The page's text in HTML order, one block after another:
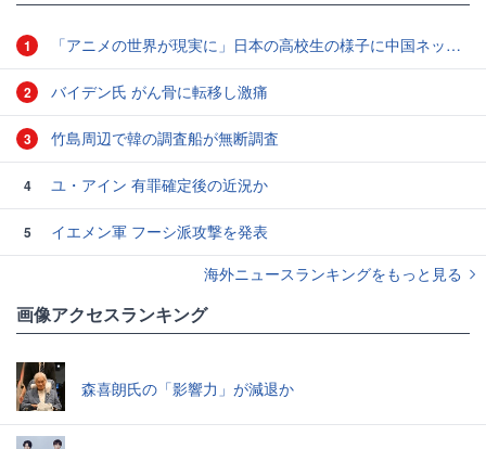
1 「アニメの世界が現実に」日本の高校生の様子に中国ネット「青春」「うらやましい」
2 バイデン氏 がん骨に転移し激痛
3 竹島周辺で韓の調査船が無断調査
4 ユ・アイン 有罪確定後の近況か
5
イエメン軍 フーシ派攻撃を発表
海外ニュースランキングをもっと見る
画像アクセスランキング
森喜朗氏の「影響力」が減退か